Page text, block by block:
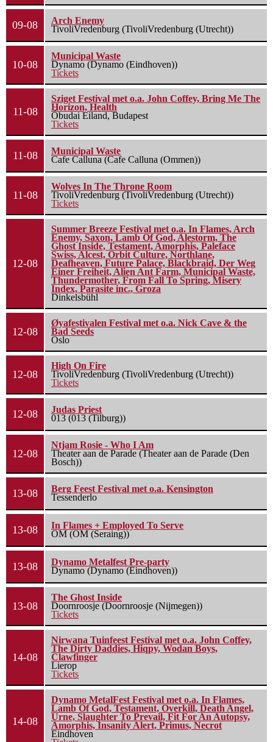
09-08
Arch Enemy
TivoliVredenburg (TivoliVredenburg (Utrecht))
10-08
Municipal Waste
Dynamo (Dynamo (Eindhoven))
Tickets
11-08
Sziget Festival met o.a. John Coffey, Bring Me The
Horizon, Health
Óbudai Eiland, Budapest
Tickets
11-08
Municipal Waste
Cafe Calluna (Cafe Calluna (Ommen))
11-08
Wolves In The Throne Room
TivoliVredenburg (TivoliVredenburg (Utrecht))
Tickets
12-08
Summer Breeze Festival met o.a. In Flames, Arch
Enemy, Saxon, Lamb Of God, Alestorm, The
Ghost Inside, Testament, Amorphis, Paleface
Swiss, Alcest, Orbit Culture, Northlane,
Deafheaven, Future Palace, Blackbraid, Der Weg
Einer Freiheit, Alien Ant Farm, Municipal Waste,
Thundermother, From Fall To Spring, Misery
Index, Parasite inc., Groza
Dinkelsbühl
12-08
Øyafestivalen Festival met o.a. Nick Cave & the
Bad Seeds
Oslo
12-08
High On Fire
TivoliVredenburg (TivoliVredenburg (Utrecht))
Tickets
12-08
Judas Priest
013 (013 (Tilburg))
12-08
Ntjam Rosie - Who I Am
Theater aan de Parade (Theater aan de Parade (Den
Bosch))
13-08
Berg Feest Festival met o.a. Kensington
Tessenderlo
13-08
In Flames + Employed To Serve
OM (OM (Seraing))
13-08
Dynamo Metalfest Pre-party
Dynamo (Dynamo (Eindhoven))
13-08
The Ghost Inside
Doornroosje (Doornroosje (Nijmegen))
Tickets
14-08
Nirwana Tuinfeest Festival met o.a. John Coffey,
The Dirty Daddies, Hiqpy, Wodan Boys,
Clawfinger
Lierop
Tickets
14-08
Dynamo MetalFest Festival met o.a. In Flames,
Lamb Of God, Testament, Overkill, Death Angel,
Urne, Slaughter To Prevail, Fit For An Autopsy,
Amorphis, Insanity Alert, Primus, Necrot
Eindhoven